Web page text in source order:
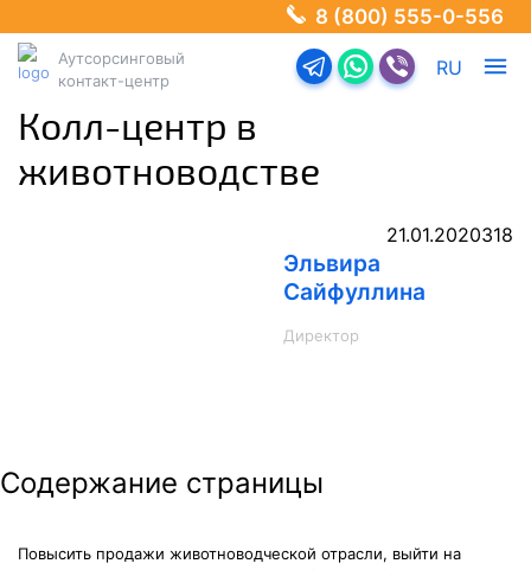
8 (800) 555-0-556
Аутсорсинговый
контакт-центр
Перейти в телеграм-
Перейти в Ватсап
Перейти в
RU
Колл-центр в
животноводстве
21.01.2020318
Эльвира
Сайфуллина
Директор
Содержание страницы
Повысить продажи животноводческой отрасли, выйти на